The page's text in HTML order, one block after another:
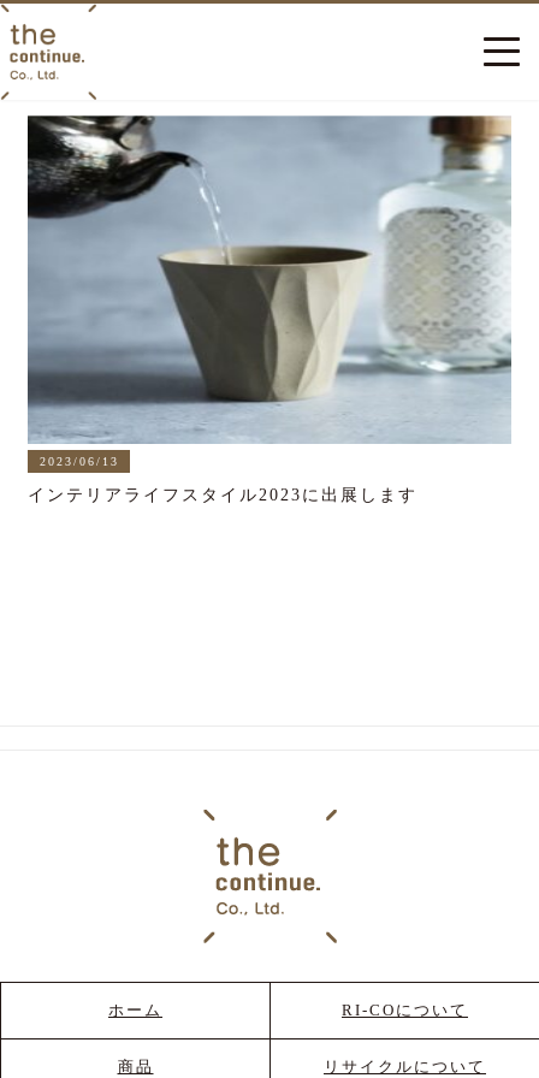
2023/06/13
インテリアライフスタイル2023に出展します
ホーム RI-COについて
商品 リサイクルについて